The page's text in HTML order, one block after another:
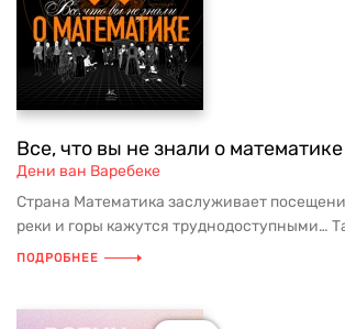
Все, что вы не знали о математике
Дени ван Варебеке
Страна Математика заслуживает
реки и горы кажутся труднодоступными…
ПОДРОБНЕЕ